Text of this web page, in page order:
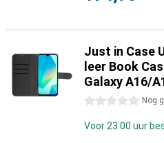
Just in Case
leer Book
Galaxy A16/
0 sterren Nog
Voor 23:00 uur